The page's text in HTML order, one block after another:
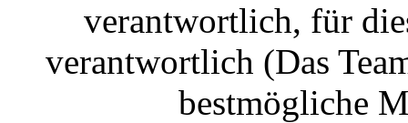
verantwortlich, für
verantwortlich (Das
bestmögliche